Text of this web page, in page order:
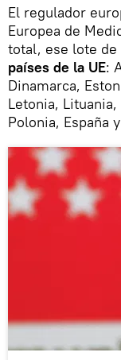
El regulador
Europea de
total, ese lote
países de la UE:
Dinamarca,
Letonia,
Polonia, España